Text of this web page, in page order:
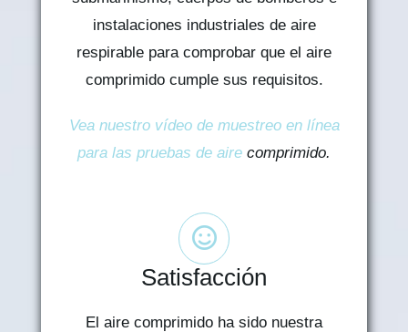
instalaciones industriales de aire
respirable para comprobar que el aire
comprimido cumple sus requisitos.
Vea nuestro vídeo de muestreo en línea
para las pruebas de aire comprimido.
Satisfacción
El aire comprimido ha sido nuestra